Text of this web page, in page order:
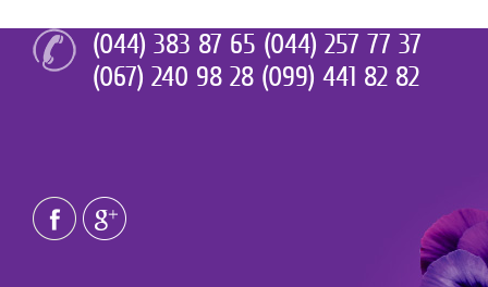
(044) 383 87 65 (044) 257 77 37
(067) 240 98 28 (099) 441 82 82